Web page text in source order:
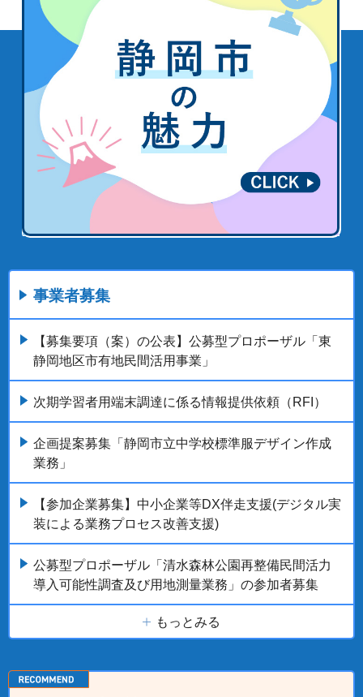
事業者募集
【募集要項（案）の公表】公募型プロポーザル「東
静岡地区市有地民間活用事業」
次期学習者用端末調達に係る情報提供依頼（RFI）
企画提案募集「静岡市立中学校標準服デザイン作成
業務」
【参加企業募集】中小企業等DX伴走支援(デジタル実
装による業務プロセス改善支援)
公募型プロポーザル「清水森林公園再整備民間活力
導入可能性調査及び用地測量業務」の参加者募集
もっとみる